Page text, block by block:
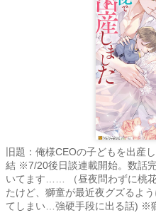
旧題：俺様CEOの子どもを出産
結 ※7/20後日談連載開始。数話
いてます…… （昼夜問わずに桃
たけど、獅童が最近夜グズるよ
てしまい…強硬手段に出る話) ※